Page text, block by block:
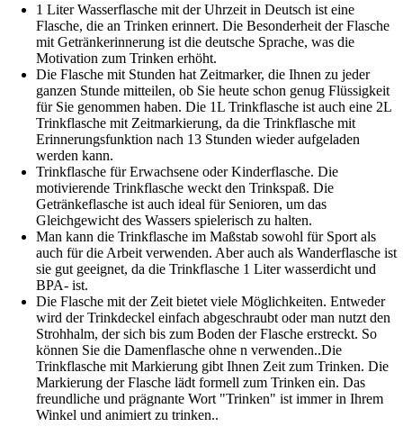
1 Liter Wasserflasche mit der Uhrzeit in Deutsch ist eine
Flasche, die an Trinken erinnert. Die Besonderheit der Flasche
mit Getränkerinnerung ist die deutsche Sprache, was die
Motivation zum Trinken erhöht.
Die Flasche mit Stunden hat Zeitmarker, die Ihnen zu jeder
ganzen Stunde mitteilen, ob Sie heute schon genug Flüssigkeit
für Sie genommen haben. Die 1L Trinkflasche ist auch eine 2L
Trinkflasche mit Zeitmarkierung, da die Trinkflasche mit
Erinnerungsfunktion nach 13 Stunden wieder aufgeladen
werden kann.
Trinkflasche für Erwachsene oder Kinderflasche. Die
motivierende Trinkflasche weckt den Trinkspaß. Die
Getränkeflasche ist auch ideal für Senioren, um das
Gleichgewicht des Wassers spielerisch zu halten.
Man kann die Trinkflasche im Maßstab sowohl für Sport als
auch für die Arbeit verwenden. Aber auch als Wanderflasche ist
sie gut geeignet, da die Trinkflasche 1 Liter wasserdicht und
BPA- ist.
Die Flasche mit der Zeit bietet viele Möglichkeiten. Entweder
wird der Trinkdeckel einfach abgeschraubt oder man nutzt den
Strohhalm, der sich bis zum Boden der Flasche erstreckt. So
können Sie die Damenflasche ohne n verwenden..Die
Trinkflasche mit Markierung gibt Ihnen Zeit zum Trinken. Die
Markierung der Flasche lädt formell zum Trinken ein. Das
freundliche und prägnante Wort "Trinken" ist immer in Ihrem
Winkel und animiert zu trinken..